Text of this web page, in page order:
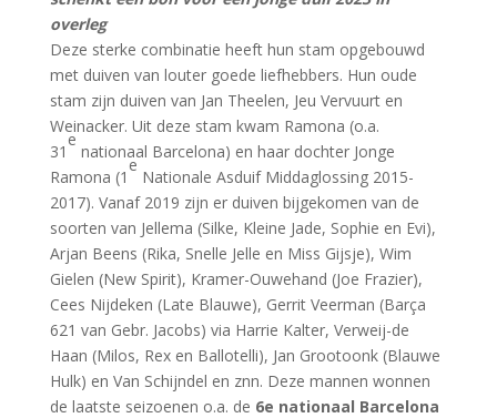
overleg
Deze sterke combinatie heeft hun stam opgebouwd
met duiven van louter goede liefhebbers. Hun oude
stam zijn duiven van Jan Theelen, Jeu Vervuurt en
Weinacker. Uit deze stam kwam Ramona (o.a.
31
e
nationaal Barcelona) en haar dochter Jonge
Ramona (1
e
Nationale Asduif Middaglossing 2015-
2017). Vanaf 2019 zijn er duiven bijgekomen van de
soorten van Jellema (Silke, Kleine Jade, Sophie en Evi),
Arjan Beens (Rika, Snelle Jelle en Miss Gijsje), Wim
Gielen (New Spirit), Kramer-Ouwehand (Joe Frazier),
Cees Nijdeken (Late Blauwe), Gerrit Veerman (Barça
621 van Gebr. Jacobs) via Harrie Kalter, Verweij-de
Haan (Milos, Rex en Ballotelli), Jan Grootoonk (Blauwe
Hulk) en Van Schijndel en znn. Deze mannen wonnen
de laatste seizoenen o.a. de 6e nationaal Barcelona